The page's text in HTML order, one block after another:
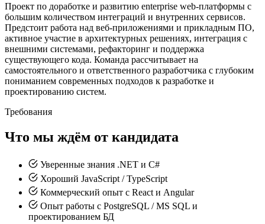
Проект по доработке и развитию enterprise web-платформы с
большим количеством интеграций и внутренних сервисов.
Предстоит работа над веб-приложениями и прикладным ПО,
активное участие в архитектурных решениях, интеграция с
внешними системами, рефакторинг и поддержка
существующего кода. Команда рассчитывает на
самостоятельного и ответственного разработчика с глубоким
пониманием современных подходов к разработке и
проектированию систем.
Требования
Что мы ждём от кандидата
Уверенные знания .NET и C#
Хороший JavaScript / TypeScript
Коммерческий опыт с React и Angular
Опыт работы с PostgreSQL / MS SQL и
проектированием БД